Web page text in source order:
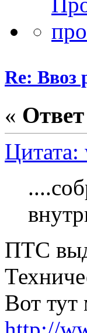
Re: Ввоз
«
Цитата:
ПТС
Вот тут